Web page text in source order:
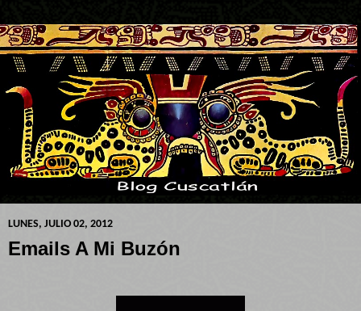
LUNES, JULIO 02, 2012
Emails A Mi Buzón